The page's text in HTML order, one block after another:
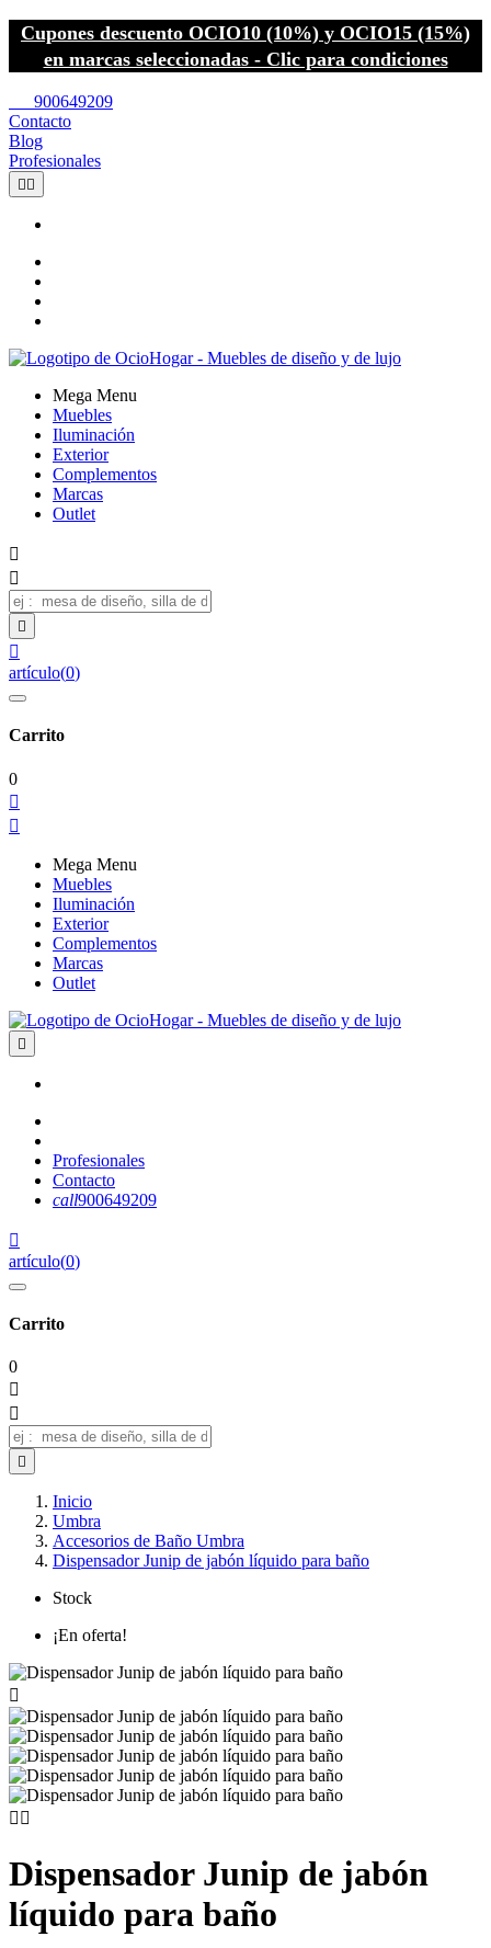
Cupones descuento OCIO10 (10%) y OCIO15 (15%)
en marcas seleccionadas - Clic para condiciones
900649209
Contacto
Blog
Profesionales
 
Mega Menu
Muebles
Iluminación
Exterior
Complementos
Marcas
Outlet




artículo(0)
Carrito
0


Mega Menu
Muebles
Iluminación
Exterior
Complementos
Marcas
Outlet

Profesionales
Contacto
call900649209

artículo(0)
Carrito
0



Inicio
Umbra
Accesorios de Baño Umbra
Dispensador Junip de jabón líquido para baño
Stock
¡En oferta!

 
Dispensador Junip de jabón
líquido para baño